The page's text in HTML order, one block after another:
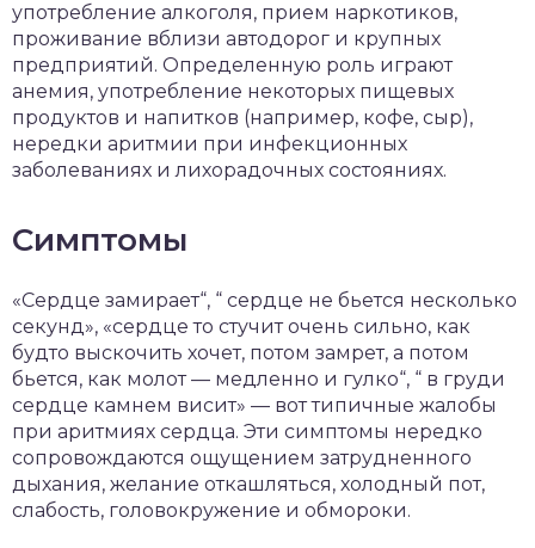
употребление алкоголя, прием наркотиков,
проживание вблизи автодорог и крупных
предприятий. Определенную роль играют
анемия, употребление некоторых пищевых
продуктов и напитков (например, кофе, сыр),
нередки аритмии при инфекционных
заболеваниях и лихорадочных состояниях.
Симптомы
«Сердце замирает“, “ сердце не бьется несколько
секунд», «сердце то стучит очень сильно, как
будто выскочить хочет, потом замрет, а потом
бьется, как молот — медленно и гулко“, “ в груди
сердце камнем висит» — вот типичные жалобы
при аритмиях сердца. Эти симптомы нередко
сопровождаются ощущением затрудненного
дыхания, желание откашляться, холодный пот,
слабость, головокружение и обмороки.